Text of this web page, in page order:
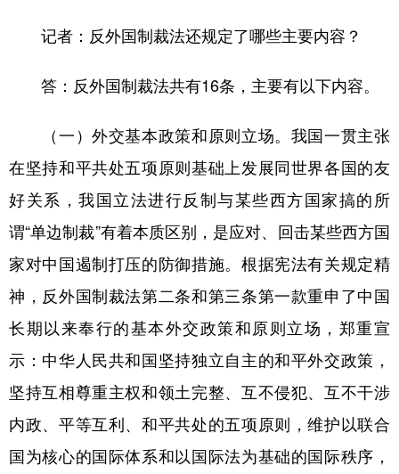
记者：反外国制裁法还规定了哪些主要内容？
答：反外国制裁法共有16条，主要有以下内容。
（一）外交基本政策和原则立场。我国一贯主张
在坚持和平共处五项原则基础上发展同世界各国的友
好关系，我国立法进行反制与某些西方国家搞的所
谓“单边制裁”有着本质区别，是应对、回击某些西方国
家对中国遏制打压的防御措施。根据宪法有关规定精
神，反外国制裁法第二条和第三条第一款重申了中国
长期以来奉行的基本外交政策和原则立场，郑重宣
示：中华人民共和国坚持独立自主的和平外交政策，
坚持互相尊重主权和领土完整、互不侵犯、互不干涉
内政、平等互利、和平共处的五项原则，维护以联合
国为核心的国际体系和以国际法为基础的国际秩序，